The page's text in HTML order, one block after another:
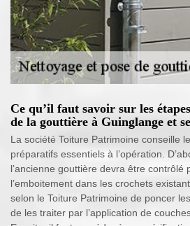
Ce qu’il faut savoir sur les
de la gouttière à Guinglange et
La société Toiture Patrimoine conseille
préparatifs essentiels à l’opération.
l’ancienne gouttière devra être contrôlé
l’emboitement dans les crochets
selon le Toiture Patrimoine de poncer
de les traiter par l’application de